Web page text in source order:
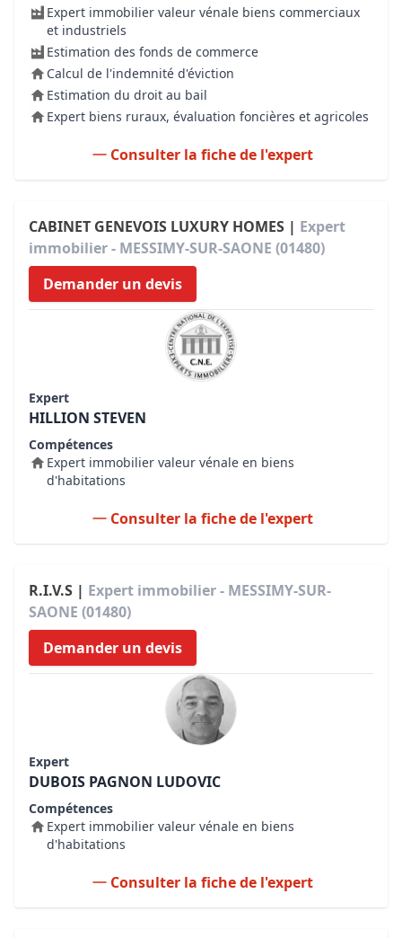
Expert immobilier valeur vénale biens commerciaux
et industriels
Estimation des fonds de commerce
Calcul de l'indemnité d'éviction
Estimation du droit au bail
Expert biens ruraux, évaluation foncières et agricoles
Consulter la fiche de l'expert
CABINET GENEVOIS LUXURY HOMES | Expert
immobilier - MESSIMY-SUR-SAONE (01480)
Demander un devis
Expert
HILLION STEVEN
Compétences
Expert immobilier valeur vénale en biens
d'habitations
Consulter la fiche de l'expert
R.I.V.S | Expert immobilier - MESSIMY-SUR-
SAONE (01480)
Demander un devis
Expert
DUBOIS PAGNON LUDOVIC
Compétences
Expert immobilier valeur vénale en biens
d'habitations
Consulter la fiche de l'expert